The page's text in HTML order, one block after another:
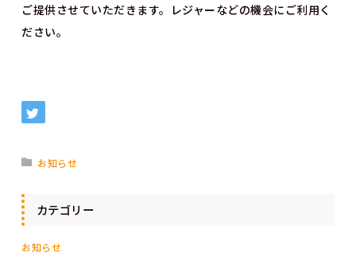
ご提供させていただきます。レジャーなどの機会にご利用く
ださい。
お知らせ
カテゴリー
お知らせ